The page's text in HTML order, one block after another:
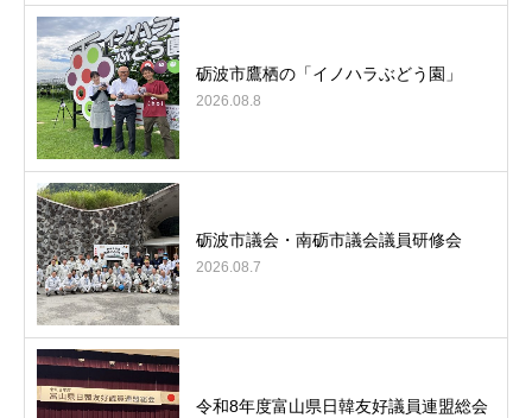
砺波市鷹栖の「イノハラぶどう園」
2026.08.8
砺波市議会・南砺市議会議員研修会
2026.08.7
令和8年度富山県日韓友好議員連盟総会